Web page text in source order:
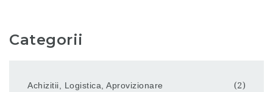
Categorii
Achizitii, Logistica, Aprovizionare
(2)